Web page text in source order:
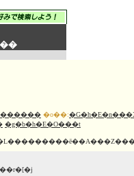
�o��:
�g�b�h�E�O���t